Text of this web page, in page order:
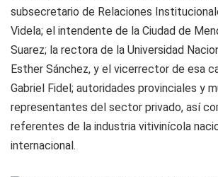
subsecretario de Relaciones
Videla; el intendente de la Ciudad de
Suarez; la rectora de la Universidad
Esther Sánchez, y el vicerrector de esa
Gabriel Fidel; autoridades provinciales y
representantes del sector privado, así
referentes de la industria vitivinícola
internacional.